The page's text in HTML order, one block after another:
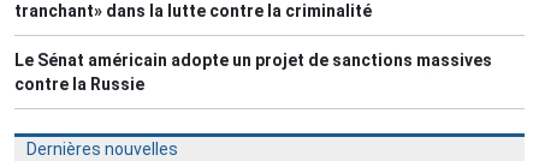
tranchant» dans la lutte contre la criminalité
Le Sénat américain adopte un projet de sanctions massives
contre la Russie
Dernières nouvelles